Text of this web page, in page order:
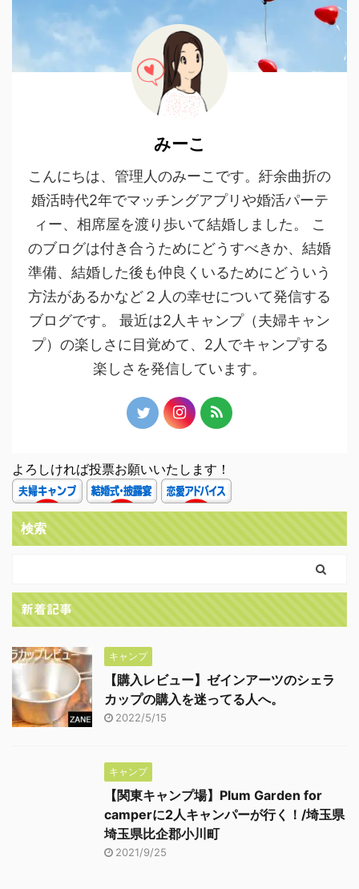
みーこ
こんにちは、管理人のみーこです。紆余曲折の
婚活時代2年でマッチングアプリや婚活パーテ
ィー、相席屋を渡り歩いて結婚しました。 こ
のブログは付き合うためにどうすべきか、結婚
準備、結婚した後も仲良くいるためにどういう
方法があるかなど２人の幸せについて発信する
ブログです。 最近は2人キャンプ（夫婦キャン
プ）の楽しさに目覚めて、2人でキャンプする
楽しさを発信しています。
よろしければ投票お願いいたします！
検索
新着記事
キャンプ
【購入レビュー】ゼインアーツのシェラ
カップの購入を迷ってる人へ。
2022/5/15
キャンプ
【関東キャンプ場】Plum Garden for
camperに2人キャンパーが行く！/埼玉県
埼玉県比企郡小川町
2021/9/25